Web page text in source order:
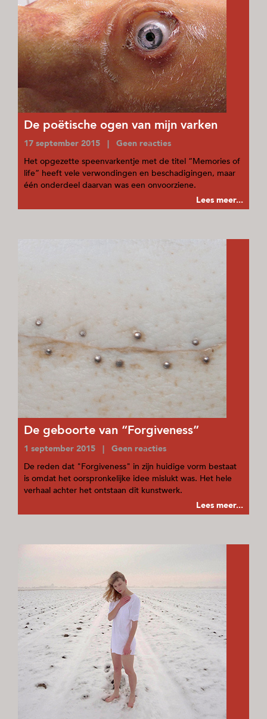
De poëtische ogen van mijn varken
17 september 2015 | Geen reacties
Het opgezette speenvarkentje met de titel “Memories of
life” heeft vele verwondingen en beschadigingen, maar
één onderdeel daarvan was een onvoorziene.
Lees meer...
De geboorte van “Forgiveness”
1 september 2015 | Geen reacties
De reden dat "Forgiveness" in zijn huidige vorm bestaat
is omdat het oorspronkelijke idee mislukt was. Het hele
verhaal achter het ontstaan dit kunstwerk.
Lees meer...